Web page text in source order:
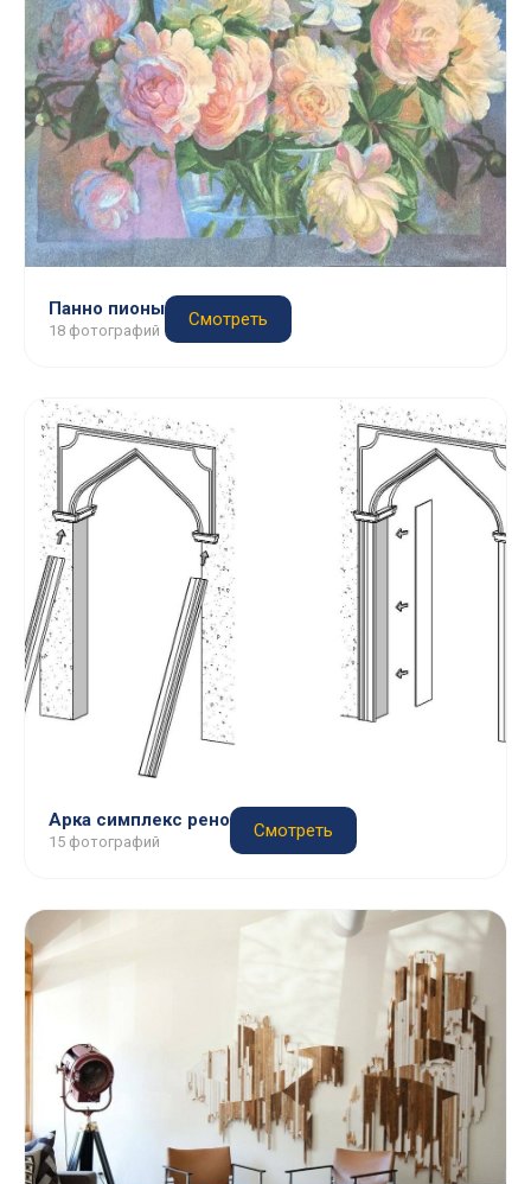
Панно пионы
18 фотографий
Смотреть
Арка симплекс рено
15 фотографий
Смотреть